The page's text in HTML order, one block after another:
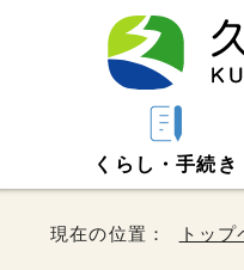
くらし・手続き
現在の位置： トップ